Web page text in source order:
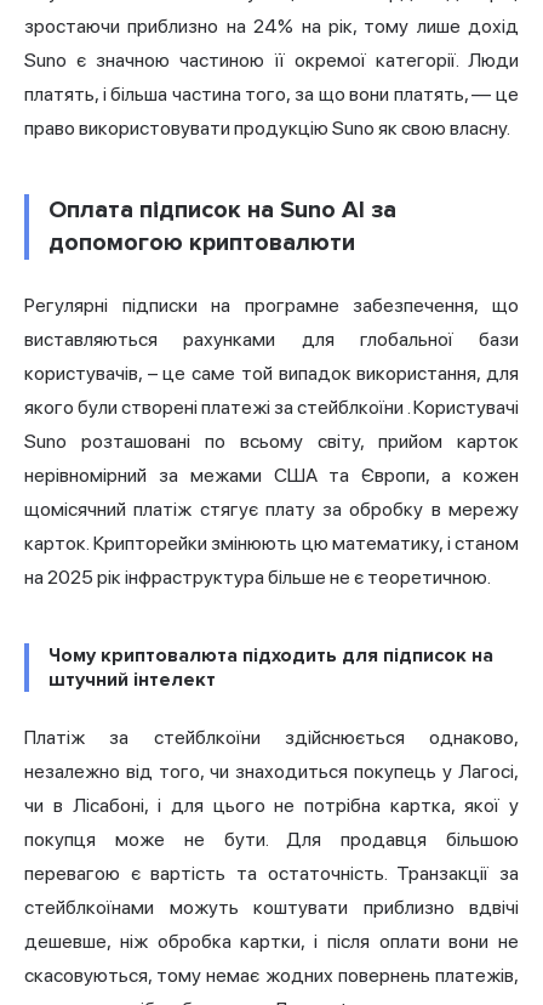
зростаючи приблизно на 24% на рік, тому лише дохід
Suno є значною частиною її окремої категорії. Люди
платять, і більша частина того, за що вони платять, — це
право використовувати продукцію Suno як свою власну.
Оплата підписок на Suno AI за
допомогою криптовалюти
Регулярні підписки на програмне забезпечення, що
виставляються рахунками для глобальної бази
користувачів, – це саме той випадок використання, для
якого були створеніплатежі за стейблкоїни . Користувачі
Suno розташовані по всьому світу, прийом карток
нерівномірний за межами США та Європи, а кожен
щомісячний платіж стягує плату за обробку в мережу
карток. Крипторейки змінюють цю математику, і станом
на 2025 рік інфраструктура більше не є теоретичною.
Чому криптовалюта підходить для підписок на
штучний інтелект
Платіж за стейблкоїни здійснюється однаково,
незалежно від того, чи знаходиться покупець у Лагосі,
чи в Лісабоні, і для цього не потрібна картка, якої у
покупця може не бути. Для продавця більшою
перевагою є вартість та остаточність. Транзакції за
стейблкоїнами можуть коштувати приблизно вдвічі
дешевше, ніж обробка картки, і після оплати вони не
скасовуються, тому немає жодних повернень платежів,